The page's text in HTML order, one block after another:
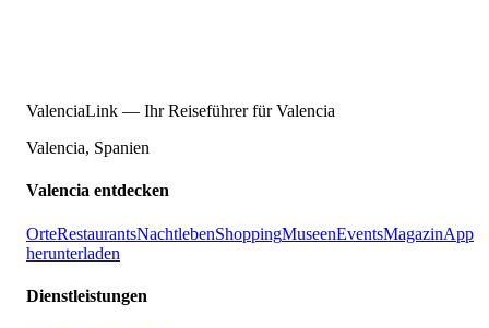
ValenciaLink — Ihr Reiseführer für Valencia
Valencia, Spanien
Valencia entdecken
OrteRestaurantsNachtlebenShoppingMuseenEventsMagazinApp
herunterladen
Dienstleistungen